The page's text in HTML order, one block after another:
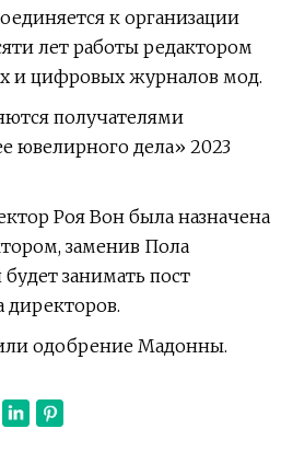
к организации
лет работы редактором
и цифровых журналов мод.
получателями
ювелирного дела» 2023
Роя Вон была назначена
заменив Пола
занимать пост
директоров.
одобрение Мадонны.